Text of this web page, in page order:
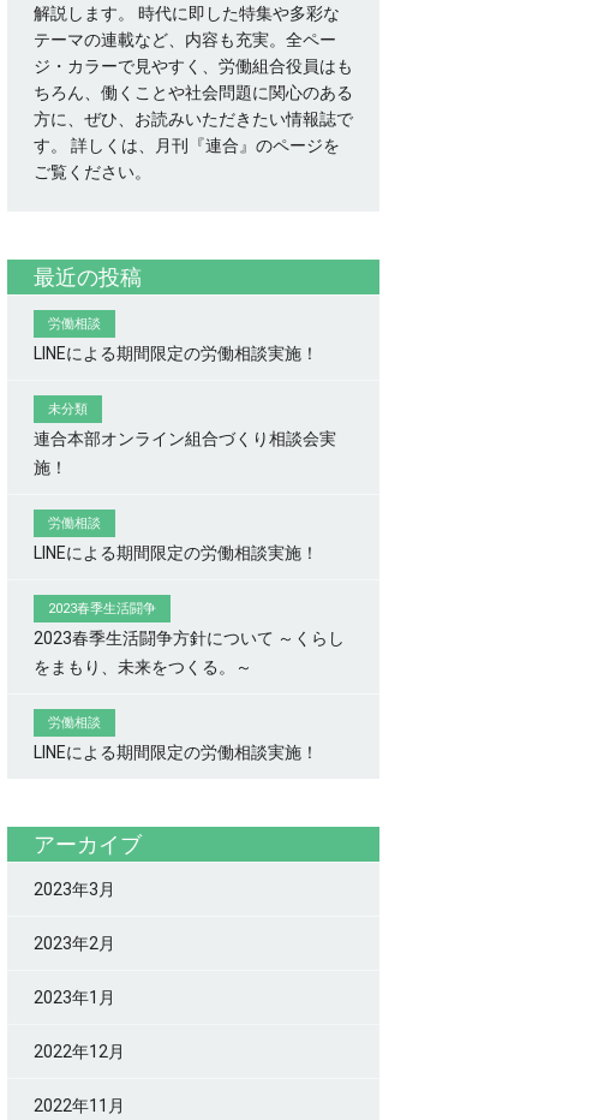
解説します。 時代に即した特集や多彩な
テーマの連載など、内容も充実。全ペー
ジ・カラーで見やすく、労働組合役員はも
ちろん、働くことや社会問題に関心のある
方に、ぜひ、お読みいただきたい情報誌で
す。 詳しくは、月刊『連合』のページを
ご覧ください。
最近の投稿
労働相談
LINEによる期間限定の労働相談実施！
未分類
連合本部オンライン組合づくり相談会実
施！
労働相談
LINEによる期間限定の労働相談実施！
2023春季生活闘争
2023春季生活闘争方針について ～くらし
をまもり、未来をつくる。～
労働相談
LINEによる期間限定の労働相談実施！
アーカイブ
2023年3月
2023年2月
2023年1月
2022年12月
2022年11月